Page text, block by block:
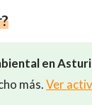
en
más.Ver